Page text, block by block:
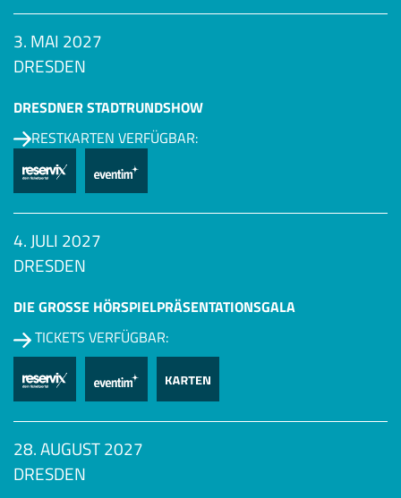
3. MAI 2027
DRESDEN
DRESDNER STADTRUNDSHOW
RESTKARTEN VERFÜGBAR:
4. JULI 2027
DRESDEN
DIE GROSSE HÖRSPIEL­PRÄSENTATIONSGALA
TICKETS VERFÜGBAR:
28. AUGUST 2027
DRESDEN